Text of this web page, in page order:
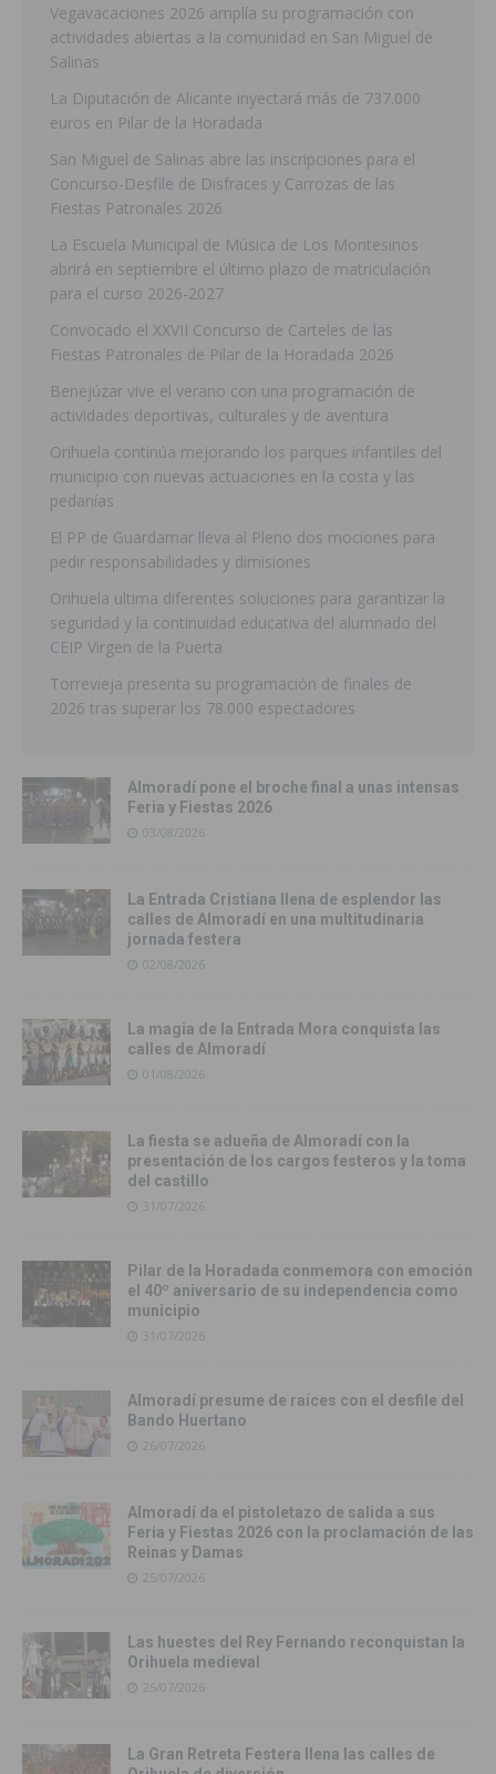
Vegavacaciones 2026 amplía su programación con
actividades abiertas a la comunidad en San Miguel de
Salinas
La Diputación de Alicante inyectará más de 737.000
euros en Pilar de la Horadada
San Miguel de Salinas abre las inscripciones para el
Concurso-Desfile de Disfraces y Carrozas de las
Fiestas Patronales 2026
La Escuela Municipal de Música de Los Montesinos
abrirá en septiembre el último plazo de matriculación
para el curso 2026-2027
Convocado el XXVII Concurso de Carteles de las
Fiestas Patronales de Pilar de la Horadada 2026
Benejúzar vive el verano con una programación de
actividades deportivas, culturales y de aventura
Orihuela continúa mejorando los parques infantiles del
municipio con nuevas actuaciones en la costa y las
pedanías
El PP de Guardamar lleva al Pleno dos mociones para
pedir responsabilidades y dimisiones
Orihuela ultima diferentes soluciones para garantizar la
seguridad y la continuidad educativa del alumnado del
CEIP Virgen de la Puerta
Torrevieja presenta su programación de finales de
2026 tras superar los 78.000 espectadores
Almoradí pone el broche final a unas intensas
Feria y Fiestas 2026
03/08/2026
La Entrada Cristiana llena de esplendor las
calles de Almoradí en una multitudinaria
jornada festera
02/08/2026
La magia de la Entrada Mora conquista las
calles de Almoradí
01/08/2026
La fiesta se adueña de Almoradí con la
presentación de los cargos festeros y la toma
del castillo
31/07/2026
Pilar de la Horadada conmemora con emoción
el 40º aniversario de su independencia como
municipio
31/07/2026
Almoradí presume de raíces con el desfile del
Bando Huertano
26/07/2026
Almoradí da el pistoletazo de salida a sus
Feria y Fiestas 2026 con la proclamación de las
Reinas y Damas
25/07/2026
Las huestes del Rey Fernando reconquistan la
Orihuela medieval
25/07/2026
La Gran Retreta Festera llena las calles de